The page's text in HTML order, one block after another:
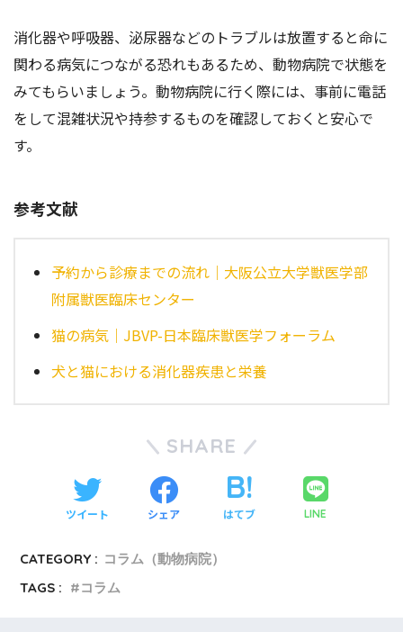
消化器や呼吸器、泌尿器などのトラブルは放置すると命に
関わる病気につながる恐れもあるため、動物病院で状態を
みてもらいましょう。動物病院に行く際には、事前に電話
をして混雑状況や持参するものを確認しておくと安心で
す。
参考文献
予約から診療までの流れ｜大阪公立大学獣医学部
附属獣医臨床センター
猫の病気｜JBVP-日本臨床獣医学フォーラム
犬と猫における消化器疾患と栄養
SHARE
ツイート シェア はてブ LINE
CATEGORY : コラム（動物病院）
TAGS :
コラム